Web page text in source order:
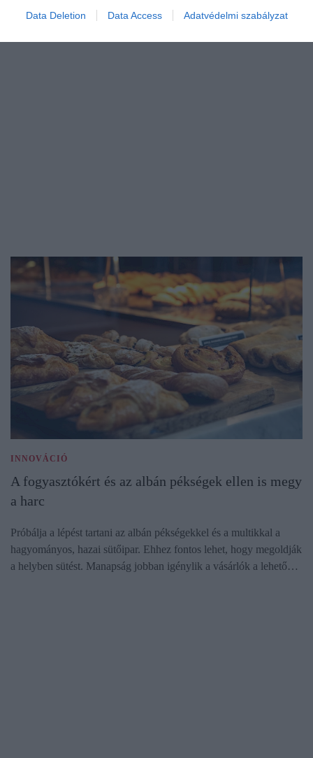
Data Deletion Data Access Adatvédelmi szabályzat
pékségek emiatt előszeretettel használják is a jelzőt – ám erről
INNOVÁCIÓ
A fogyasztókért és az albán pékségek ellen is megy
a harc
Próbálja a lépést tartani az albán pékségekkel és a multikkal a
hagyományos, hazai sütőipar. Ehhez fontos lehet, hogy megoldják
a helyben sütést. Manapság jobban igénylik a vásárlók a lehető…